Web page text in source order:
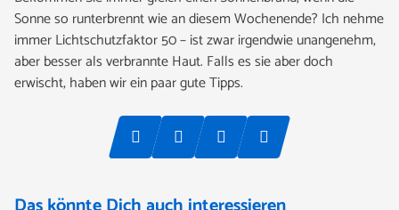
Sonne so runterbrennt wie an diesem Wochenende? Ich nehme
immer Lichtschutzfaktor 50 – ist zwar irgendwie unangenehm,
aber besser als verbrannte Haut. Falls es sie aber doch
erwischt, haben wir ein paar gute Tipps.